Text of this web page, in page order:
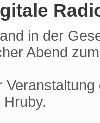
in der
Abend
Hruby.